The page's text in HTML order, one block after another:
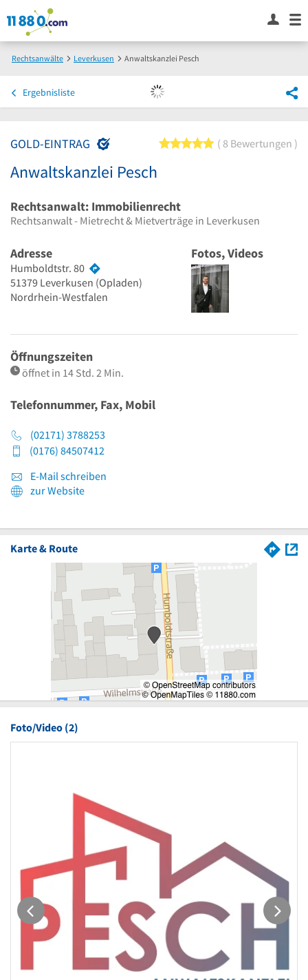
Rechtsanwälte Leverkusen Anwaltskanzlei Pesch
Ergebnisliste
GOLD-EINTRAG 5 von 5 Sternen
8 Bewertungen
Anwaltskanzlei Pesch
Rechtsanwalt: Immobilienrecht
Rechtsanwalt - Mietrecht & Mietverträge in Leverkusen
Adresse
Humboldtstr. 80
51379 Leverkusen (Opladen)
Nordrhein-Westfalen
Fotos, Videos
Öffnungszeiten
öffnet in 14 Std. 2 Min.
Telefonnummer, Fax, Mobil
(02171) 3788253
(0176) 84507412
E-Mail schreiben
zur Website
Karte & Route
Foto/Video (2)